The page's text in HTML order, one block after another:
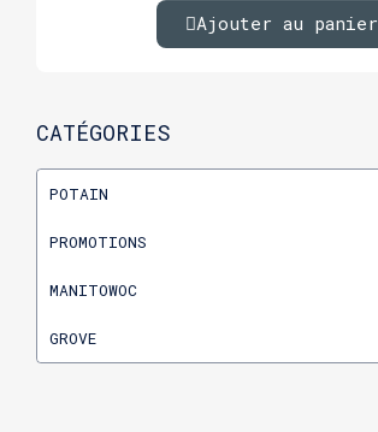
Ajouter au panier
CATÉGORIES
POTAIN
PROMOTIONS
MANITOWOC
GROVE